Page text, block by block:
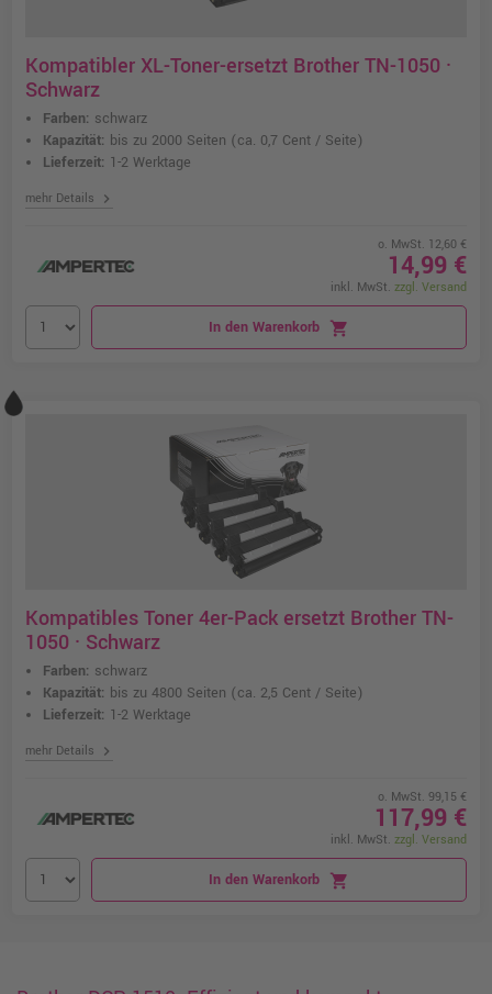
Kompatibler XL-Toner-ersetzt Brother TN-1050 ·
Schwarz
Farben: schwarz
Kapazität: bis zu 2000 Seiten (ca. 0,7 Cent / Seite)
Lieferzeit: 1-2 Werktage
mehr Details chevron_right
o. MwSt. 12,60 €
14,99 €
inkl. MwSt. zzgl. Versand
In den Warenkorb shopping_cart
Kompatibles Toner 4er-Pack ersetzt Brother TN-
1050 · Schwarz
Farben: schwarz
Kapazität: bis zu 4800 Seiten (ca. 2,5 Cent / Seite)
Lieferzeit: 1-2 Werktage
mehr Details chevron_right
o. MwSt. 99,15 €
117,99 €
inkl. MwSt. zzgl. Versand
In den Warenkorb shopping_cart